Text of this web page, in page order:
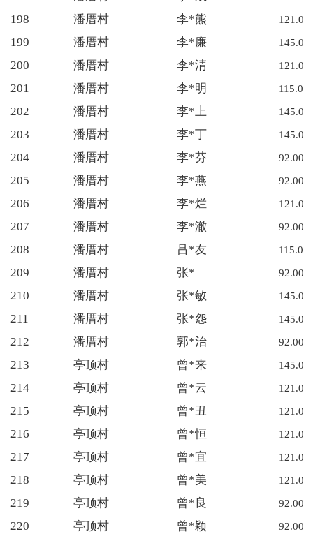
198 潘厝村 李*熊 121.00
199 潘厝村 李*廉 145.00
200 潘厝村 李*清 121.00
201 潘厝村 李*明 115.00
202 潘厝村 李*上 145.00
203 潘厝村 李*丁 145.00
204 潘厝村 李*芬 92.00
205 潘厝村 李*燕 92.00
206 潘厝村 李*烂 121.00
207 潘厝村 李*澈 92.00
208 潘厝村 吕*友 115.00
209 潘厝村 张* 92.00
210 潘厝村 张*敏 145.00
211 潘厝村 张*怨 145.00
212 潘厝村 郭*治 92.00
213 亭顶村 曾*来 145.00
214 亭顶村 曾*云 121.00
215 亭顶村 曾*丑 121.00
216 亭顶村 曾*恒 121.00
217 亭顶村 曾*宜 121.00
218 亭顶村 曾*美 121.00
219 亭顶村 曾*良 92.00
220 亭顶村 曾*颖 92.00